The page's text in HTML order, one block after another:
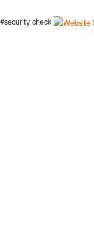
#security check